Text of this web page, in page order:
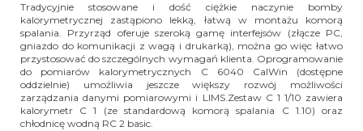
Tradycyjnie stosowane i dość ciężkie naczynie bomby
kalorymetrycznej zastąpiono lekką, łatwą w montażu komorą
spalania. Przyrząd oferuje szeroką gamę interfejsów (złącze PC,
gniazdo do komunikacji z wagą i drukarką), można go więc łatwo
przystosować do szczególnych wymagań klienta. Oprogramowanie
do pomiarów kalorymetrycznych C 6040 CalWin (dostępne
oddzielnie) umożliwia jeszcze większy rozwój możliwości
zarządzania danymi pomiarowymi i LIMS.Zestaw C 1 1/10 zawiera
kalorymetr C 1 (ze standardową komorą spalania C 1.10) oraz
chłodnicę wodną RC 2 basic.